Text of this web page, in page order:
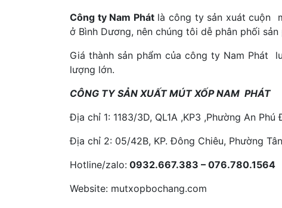
Công ty Nam Phátlà công ty sản xuát cuộn
ở Bình Dương, nên chúng tôi dễ phân phối
Giá thành sản phẩm của công ty Nam Phát
lượng lớn.
CÔNG TY SẢN XUẤT MÚT XỐP NAM PHÁT
Địa chỉ 1: 1183/3D, QL1A ,KP3 ,Phường An Phú
Địa chỉ 2: 05/42B, KP. Đông Chiêu, Phường
Hotline/zalo: 0932.667.383 – 076.780.1564
Website: mutxopbochang.com